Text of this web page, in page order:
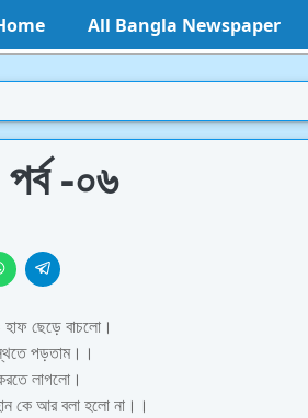
All Bangla Newspaper
-০৬
ছেড়ে বাচলো।
পড়তাম।।
লাগলো।
কে আর বলা হলো না।।